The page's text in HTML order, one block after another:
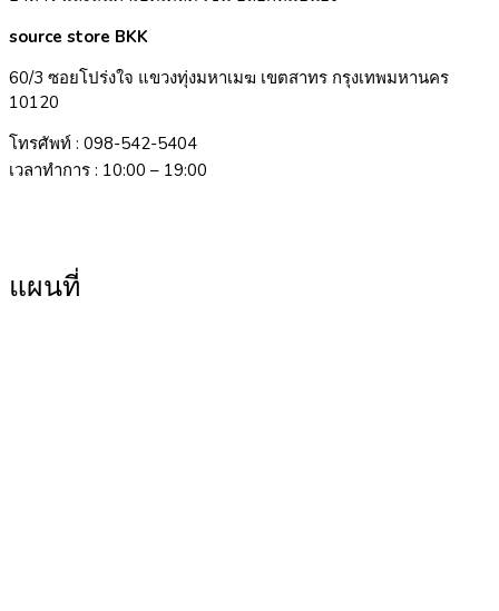
source store BKK
60/3 ซอยโปร่งใจ แขวงทุ่งมหาเมฆ เขตสาทร กรุงเทพมหานคร
10120
โทรศัพท์ : 098-542-5404
เวลาทำการ : 10:00 – 19:00
แผนที่